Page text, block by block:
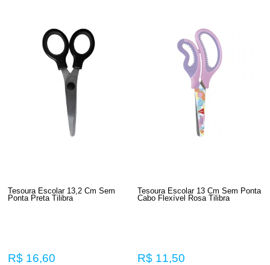
Tesoura Escolar 13,2 Cm Sem
Ponta Preta Tilibra
R$ 16,60
Tesoura Escolar 13 Cm Sem Ponta
Cabo Flexível Rosa Tilibra
R$ 11,50